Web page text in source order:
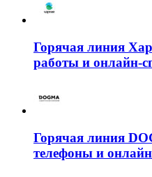
Горячая линия
работы и онлайн-
Горячая линия
телефоны и